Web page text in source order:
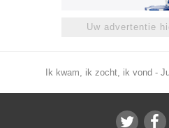
Uw advertentie
Ik kwam, ik zocht, ik vond -